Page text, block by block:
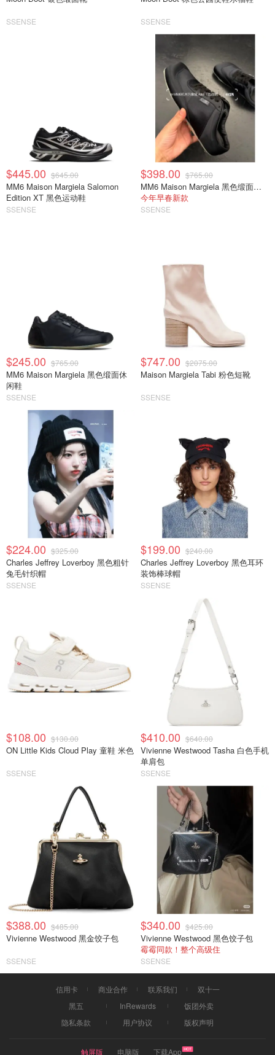
SSENSE SSENSE
$445.00 $645.00
MM6 Maison Margiela Salomon
Edition XT 黑色运动鞋
SSENSE
$398.00 $765.00
MM6 Maison Margiela 黑色缎面半拖运动鞋
今年早春新款
SSENSE
$245.00 $765.00
MM6 Maison Margiela 黑色缎面休
闲鞋
SSENSE
$747.00 $2075.00
Maison Margiela Tabi 粉色短靴
SSENSE
$224.00 $325.00
Charles Jeffrey Loverboy 黑色粗针
兔毛针织帽
SSENSE
$199.00 $240.00
Charles Jeffrey Loverboy 黑色耳环
装饰棒球帽
SSENSE
$108.00 $130.00
ON Little Kids Cloud Play 童鞋 米色
SSENSE
$410.00 $640.00
Vivienne Westwood Tasha 白色手机
单肩包
SSENSE
$388.00 $485.00
Vivienne Westwood 黑金饺子包
SSENSE
$340.00 $425.00
Vivienne Westwood 黑色饺子包
霉霉同款！整个高级住
SSENSE
信用卡 商业合作 联系我们
双十一
黑五
InRewards
饭团外卖
隐私条款
用户协议 版权声明
触屏版 电脑版 下载App